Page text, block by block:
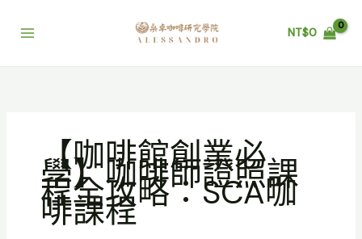
NT$0
【咖啡館創業必
學】咖啡師證照課
程全攻略：SCA咖
啡課程